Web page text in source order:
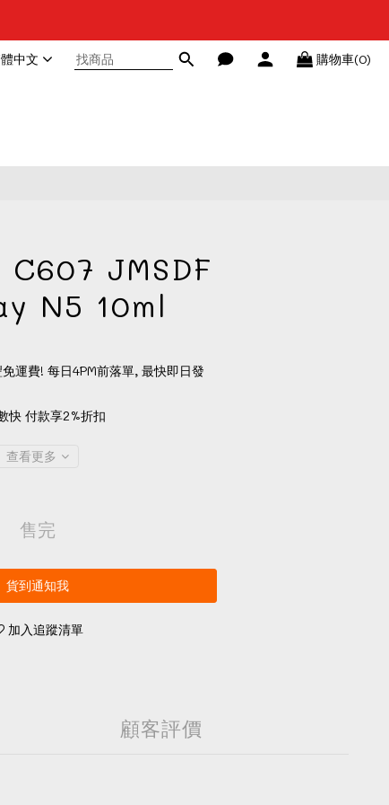
中文 購物車(0)
JMSDF
N5 10ml
運費! 每日4PM前落單, 最快即日發
快 付款享2%折扣
查看更多
售完
貨到通知我
加入追蹤清單
顧客評價